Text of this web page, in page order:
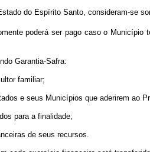
do Espírito Santo, consideram-se
poderá ser pago caso o Município
Garantia-Safra:
familiar;
e seus Municípios que aderirem ao
para a finalidade;
de seus recursos.